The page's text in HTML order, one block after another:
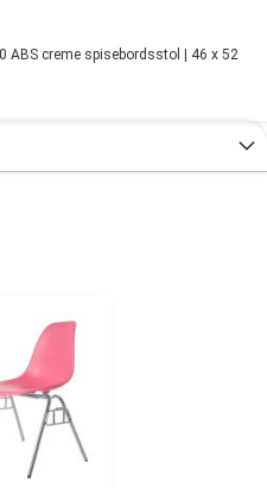
ABS creme spisebordsstol | 46 x 52